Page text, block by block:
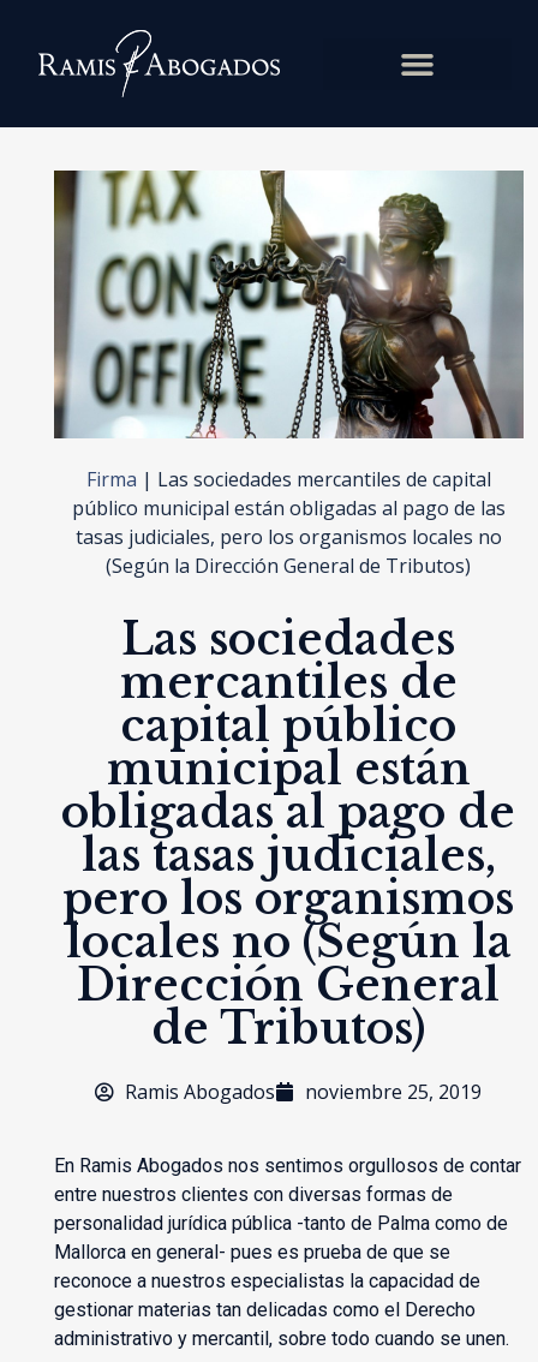
Firma | Las sociedades mercantiles de capital
público municipal están obligadas al pago de las
tasas judiciales, pero los organismos locales no
(Según la Dirección General de Tributos)
Las sociedades
mercantiles de
capital público
municipal están
obligadas al pago de
las tasas judiciales,
pero los organismos
locales no (Según la
Dirección General
de Tributos)
Ramis Abogados noviembre 25, 2019
En Ramis Abogados nos sentimos orgullosos de contar
entre nuestros clientes con diversas formas de
personalidad jurídica pública -tanto de Palma como de
Mallorca en general- pues es prueba de que se
reconoce a nuestros especialistas la capacidad de
gestionar materias tan delicadas como el Derecho
administrativo y mercantil, sobre todo cuando se unen.